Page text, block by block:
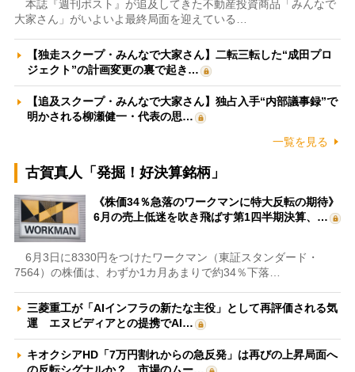
本誌『週刊ポスト』が追及してきた不動産投資商品「みんなで
大家さん」がいよいよ最終局面を迎えている…
【独走スクープ・みんなで大家さん】二転三転した“成田プロ
ジェクト”の計画変更の裏で起き…
【追及スクープ・みんなで大家さん】独占入手“内部議事録”で
明かされる柳瀬健一・代表の思…
一覧を見る
古賀真人「発掘！好決算銘柄」
《株価34％急落のワークマンに特大反転の期待》
6月の売上低迷を吹き飛ばす第1四半期決算、…
6月3日に8330円をつけたワークマン（東証スタンダード・
7564）の株価は、わずか1カ月あまりで約34％下落…
三菱重工が「AIインフラの新たな主役」として再評価される気
運 エヌビディアとの提携でAI…
キオクシアHD「7万円割れからの急反発」は再びの上昇局面へ